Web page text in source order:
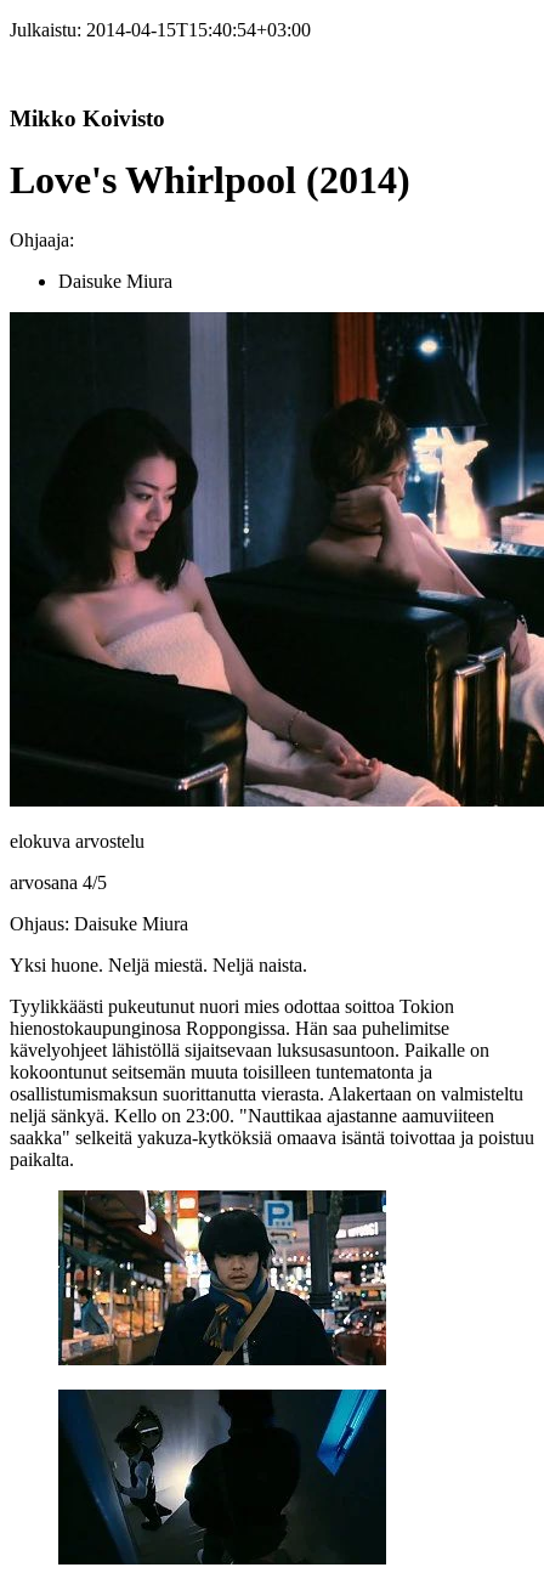
Julkaistu: 2014-04-15T15:40:54+03:00
Mikko Koivisto
Love's Whirlpool (2014)
Ohjaaja:
Daisuke Miura
elokuva arvostelu
arvosana 4/5
Ohjaus: Daisuke Miura
Yksi huone. Neljä miestä. Neljä naista.
Tyylikkäästi pukeutunut nuori mies odottaa soittoa Tokion
hienostokaupunginosa Roppongissa. Hän saa puhelimitse
kävelyohjeet lähistöllä sijaitsevaan luksusasuntoon. Paikalle on
kokoontunut seitsemän muuta toisilleen tuntematonta ja
osallistumismaksun suorittanutta vierasta. Alakertaan on valmisteltu
neljä sänkyä. Kello on 23:00. "Nauttikaa ajastanne aamuviiteen
saakka" selkeitä yakuza-kytköksiä omaava isäntä toivottaa ja poistuu
paikalta.